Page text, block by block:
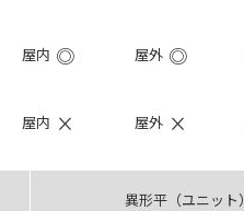
屋内 ◎ 屋外 ◎
屋内 × 屋外 ×
異形平（ユニット）